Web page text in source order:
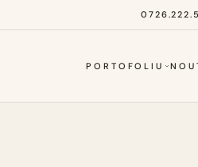
PORTOFOLIU